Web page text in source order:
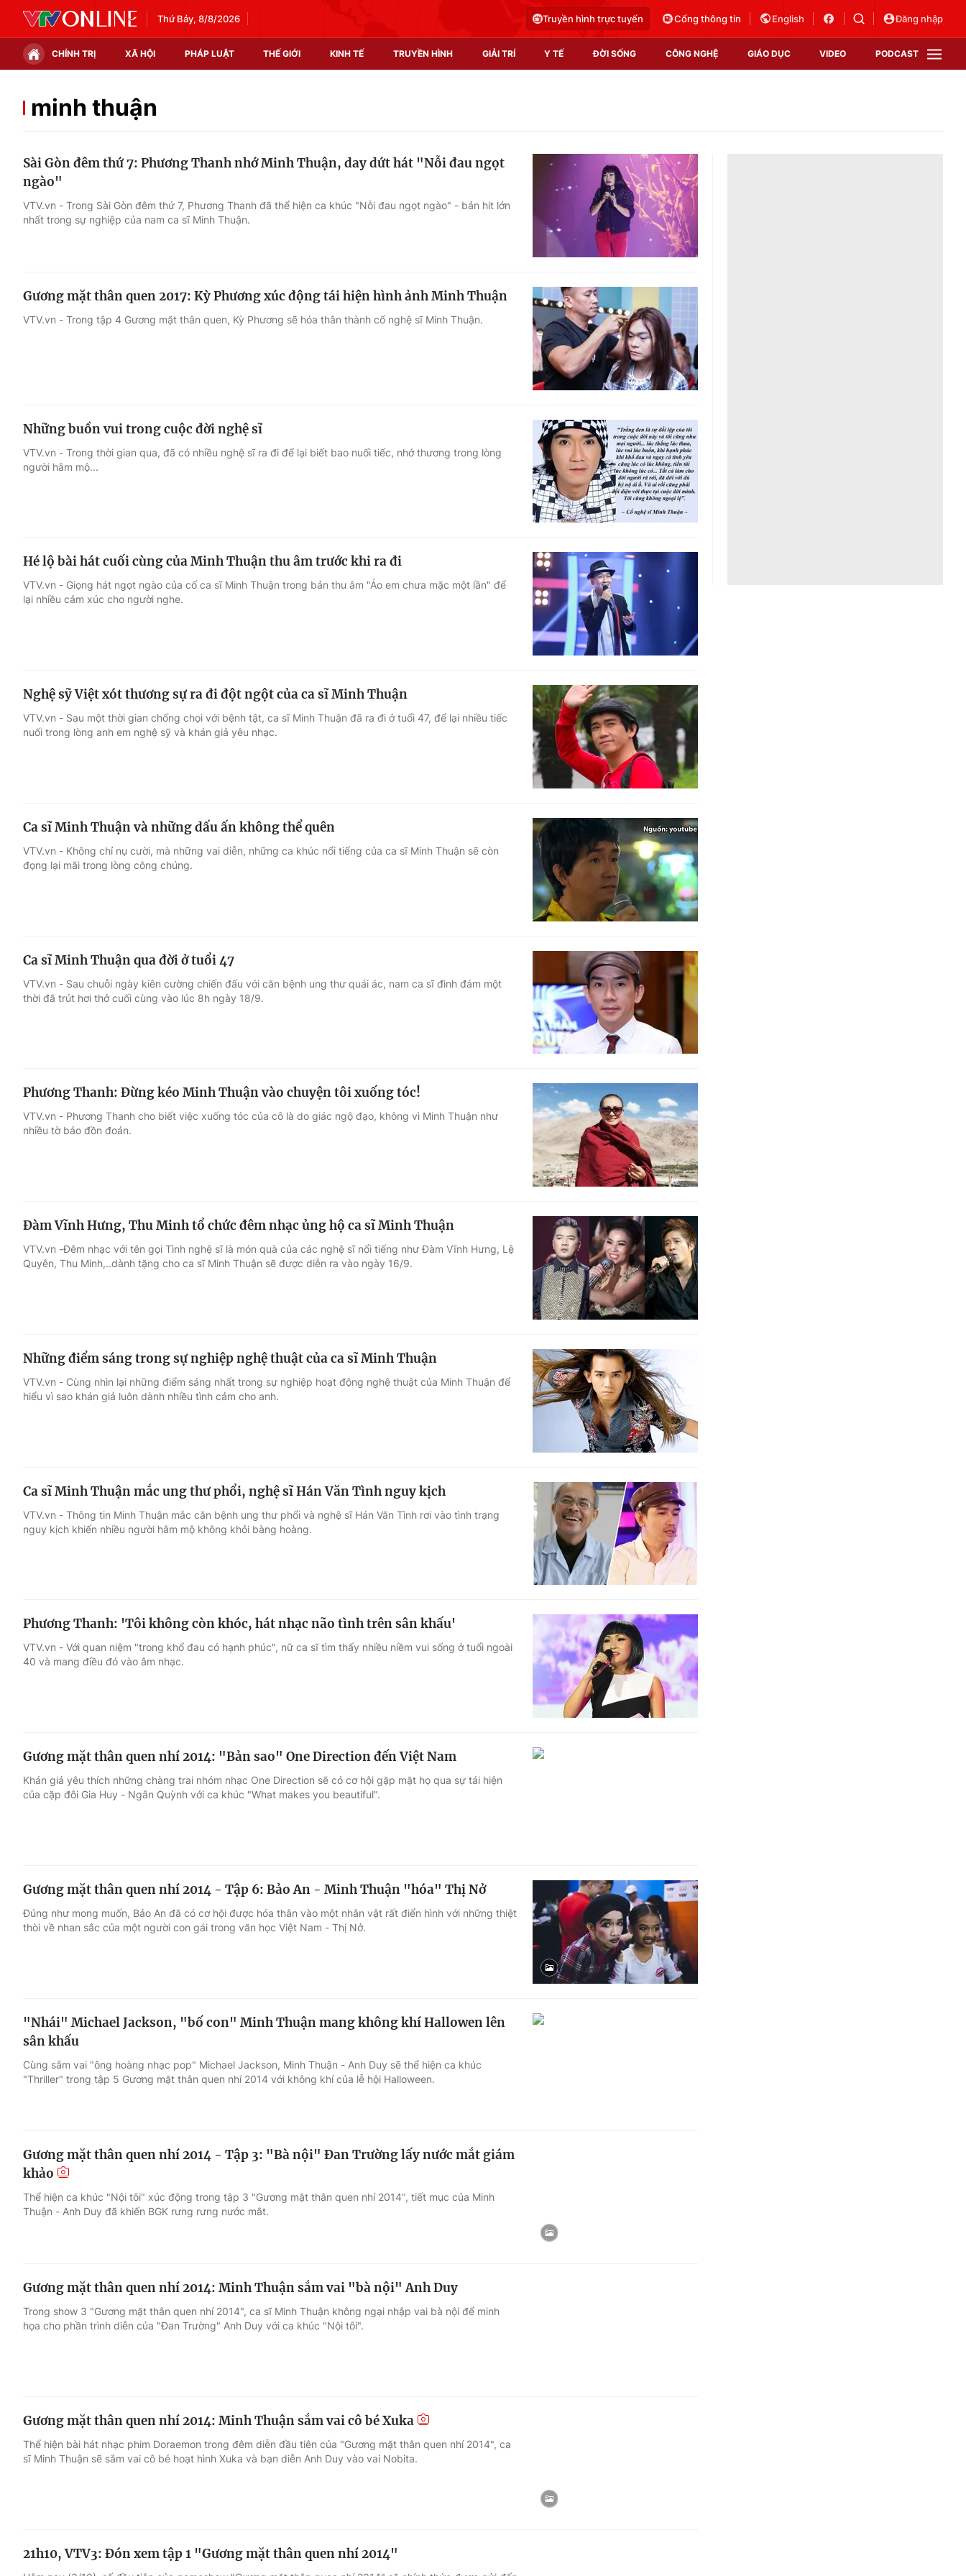
Thứ Bảy, 8/8/2026 Truyền hình trực tuyến Cổng thông tin English Đăng nhập
CHÍNH TRỊ XÃ HỘI PHÁP LUẬT THẾ GIỚI KINH TẾ TRUYỀN HÌNH GIẢI TRÍ Y TẾ ĐỜI SỐNG CÔNG NGHỆ GIÁO DỤC VIDEO PODCAST
Chính trị
Tin tức
Thế giới đó đây
Câu chuyện quốc tế
Thị trường
Hậu trường
Video
Shorts video
Podcast
EMagazine
Photo
Infographic
Góc ảnh
Điện ảnh
Âm nhạc
Sao
Du lịch
Làm đẹp
Học trực tuyến
Công nghệ
Hitech Công nghệ tương lai
Sản phẩm
Thị trường
Tư vấn
VTV Sức khoẻ
minh thuận
Sài Gòn đêm thứ 7: Phương Thanh nhớ Minh Thuận, day dứt hát "Nỗi đau ngọt
ngào"
VTV.vn - Trong Sài Gòn đêm thứ 7, Phương Thanh đã thể hiện ca khúc "Nỗi đau ngọt ngào" - bản hit lớn
nhất trong sự nghiệp của nam ca sĩ Minh Thuận.
Gương mặt thân quen 2017: Kỳ Phương xúc động tái hiện hình ảnh Minh Thuận
VTV.vn - Trong tập 4 Gương mặt thân quen, Kỳ Phương sẽ hóa thân thành cố nghệ sĩ Minh Thuận.
Những buồn vui trong cuộc đời nghệ sĩ
VTV.vn - Trong thời gian qua, đã có nhiều nghệ sĩ ra đi để lại biết bao nuối tiếc, nhớ thương trong lòng
người hâm mộ...
Hé lộ bài hát cuối cùng của Minh Thuận thu âm trước khi ra đi
VTV.vn - Giọng hát ngọt ngào của cố ca sĩ Minh Thuận trong bản thu âm "Áo em chưa mặc một lần" để
lại nhiều cảm xúc cho người nghe.
Nghệ sỹ Việt xót thương sự ra đi đột ngột của ca sĩ Minh Thuận
VTV.vn - Sau một thời gian chống chọi với bệnh tật, ca sĩ Minh Thuận đã ra đi ở tuổi 47, để lại nhiều tiếc
nuối trong lòng anh em nghệ sỹ và khán giả yêu nhạc.
Ca sĩ Minh Thuận và những dấu ấn không thể quên
VTV.vn - Không chỉ nụ cười, mà những vai diễn, những ca khúc nổi tiếng của ca sĩ Minh Thuận sẽ còn
đọng lại mãi trong lòng công chúng.
Ca sĩ Minh Thuận qua đời ở tuổi 47
VTV.vn - Sau chuỗi ngày kiên cường chiến đấu với căn bệnh ung thư quái ác, nam ca sĩ đình đám một
thời đã trút hơi thở cuối cùng vào lúc 8h ngày 18/9.
Phương Thanh: Đừng kéo Minh Thuận vào chuyện tôi xuống tóc!
VTV.vn - Phương Thanh cho biết việc xuống tóc của cô là do giác ngộ đạo, không vì Minh Thuận như
nhiều tờ báo đồn đoán.
Đàm Vĩnh Hưng, Thu Minh tổ chức đêm nhạc ủng hộ ca sĩ Minh Thuận
VTV.vn -Đêm nhạc với tên gọi Tình nghệ sĩ là món quà của các nghệ sĩ nổi tiếng như Đàm Vĩnh Hưng, Lệ
Quyên, Thu Minh,..dành tặng cho ca sĩ Minh Thuận sẽ được diễn ra vào ngày 16/9.
Những điểm sáng trong sự nghiệp nghệ thuật của ca sĩ Minh Thuận
VTV.vn - Cùng nhìn lại những điểm sáng nhất trong sự nghiệp hoạt động nghệ thuật của Minh Thuận để
hiểu vì sao khán giả luôn dành nhiều tình cảm cho anh.
Ca sĩ Minh Thuận mắc ung thư phổi, nghệ sĩ Hán Văn Tình nguy kịch
VTV.vn - Thông tin Minh Thuận mắc căn bệnh ung thư phổi và nghệ sĩ Hán Văn Tình rơi vào tình trạng
nguy kịch khiến nhiều người hâm mộ không khỏi bàng hoàng.
Phương Thanh: 'Tôi không còn khóc, hát nhạc não tình trên sân khấu'
VTV.vn - Với quan niệm "trong khổ đau có hạnh phúc", nữ ca sĩ tìm thấy nhiều niềm vui sống ở tuổi ngoài
40 và mang điều đó vào âm nhạc.
Gương mặt thân quen nhí 2014: "Bản sao" One Direction đến Việt Nam
Khán giả yêu thích những chàng trai nhóm nhạc One Direction sẽ có cơ hội gặp mặt họ qua sự tái hiện
của cặp đôi Gia Huy - Ngân Quỳnh với ca khúc "What makes you beautiful".
Gương mặt thân quen nhí 2014 - Tập 6: Bảo An - Minh Thuận "hóa" Thị Nở
Đúng như mong muốn, Bảo An đã có cơ hội được hóa thân vào một nhân vật rất điển hình với những thiệt
thòi về nhan sắc của một người con gái trong văn học Việt Nam - Thị Nở.
"Nhái" Michael Jackson, "bố con" Minh Thuận mang không khí Hallowen lên
sân khấu
Cùng sắm vai "ông hoàng nhạc pop" Michael Jackson, Minh Thuận - Anh Duy sẽ thể hiện ca khúc
"Thriller" trong tập 5 Gương mặt thân quen nhí 2014 với không khí của lễ hội Halloween.
Gương mặt thân quen nhí 2014 - Tập 3: "Bà nội" Đan Trường lấy nước mắt giám
khảo
Thể hiện ca khúc "Nội tôi" xúc động trong tập 3 "Gương mặt thân quen nhí 2014", tiết mục của Minh
Thuận - Anh Duy đã khiến BGK rưng rưng nước mắt.
Gương mặt thân quen nhí 2014: Minh Thuận sắm vai "bà nội" Anh Duy
Trong show 3 "Gương mặt thân quen nhí 2014", ca sĩ Minh Thuận không ngại nhập vai bà nội để minh
họa cho phần trình diễn của "Đan Trường" Anh Duy với ca khúc "Nội tôi".
Gương mặt thân quen nhí 2014: Minh Thuận sắm vai cô bé Xuka
Thể hiện bài hát nhạc phim Doraemon trong đêm diễn đầu tiên của "Gương mặt thân quen nhí 2014", ca
sĩ Minh Thuận sẽ sắm vai cô bé hoạt hình Xuka và bạn diễn Anh Duy vào vai Nobita.
21h10, VTV3: Đón xem tập 1 "Gương mặt thân quen nhí 2014"